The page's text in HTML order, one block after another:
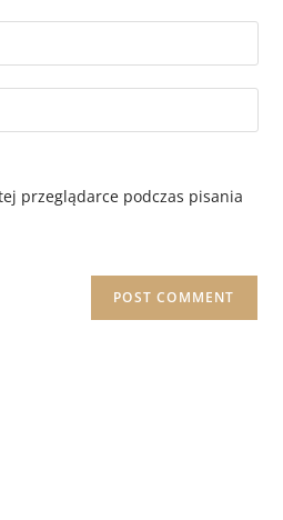
przeglądarce podczas pisania